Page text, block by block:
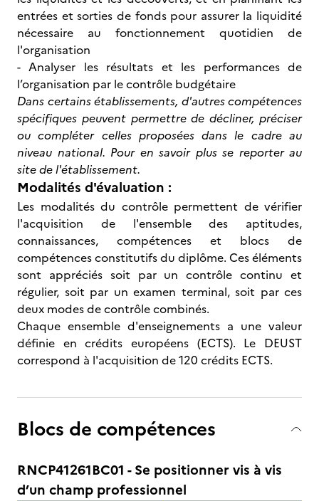
entrées et sorties de fonds pour assurer la liquidité
nécessaire au fonctionnement quotidien de
l'organisation
- Analyser les résultats et les performances de
l’organisation par le contrôle budgétaire
Dans certains établissements, d'autres compétences
spécifiques peuvent permettre de décliner, préciser
ou compléter celles proposées dans le cadre au
niveau national. Pour en savoir plus se reporter au
site de l'établissement.
Modalités d'évaluation :
Les modalités du contrôle permettent de vérifier
l'acquisition de l'ensemble des aptitudes,
connaissances, compétences et blocs de
compétences constitutifs du diplôme. Ces éléments
sont appréciés soit par un contrôle continu et
régulier, soit par un examen terminal, soit par ces
deux modes de contrôle combinés.
Chaque ensemble d'enseignements a une valeur
définie en crédits européens (ECTS). Le DEUST
correspond à l'acquisition de 120 crédits ECTS.
Blocs de compétences
RNCP41261BC01 - Se positionner vis à vis
d’un champ professionnel